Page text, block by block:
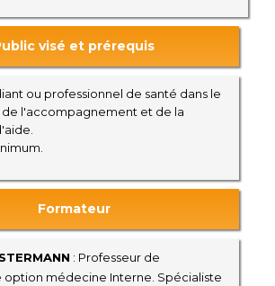
visé et prérequis
ou professionnel de santé dans le
l'accompagnement et de la
Formateur
: Professeur de
option médecine Interne. Spécialiste